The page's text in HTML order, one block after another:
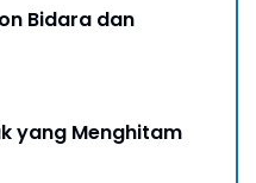
Bidara dan
yang Menghitam